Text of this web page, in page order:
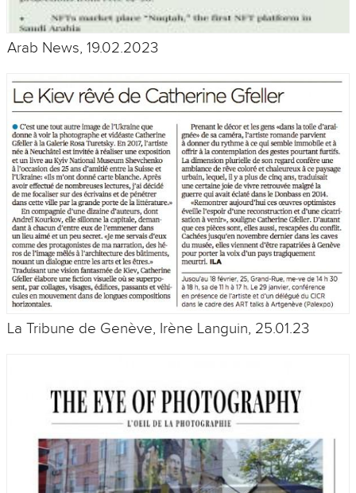
Arab News, 19.02.2023
La Tribune de Genève, Irène Languin, 25.01.23